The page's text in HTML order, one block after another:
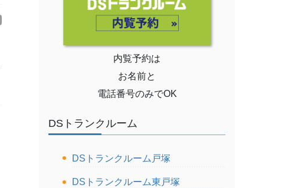
内覧予約は
お名前と
電話番号のみでOK
DSトランクルーム
DSトランクルーム戸塚
DSトランクルーム東戸塚